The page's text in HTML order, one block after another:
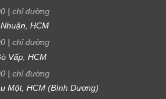
| chỉ đường
HCM
| chỉ đường
Vấp, HCM
| chỉ đường
Một, HCM (Bình Dương)